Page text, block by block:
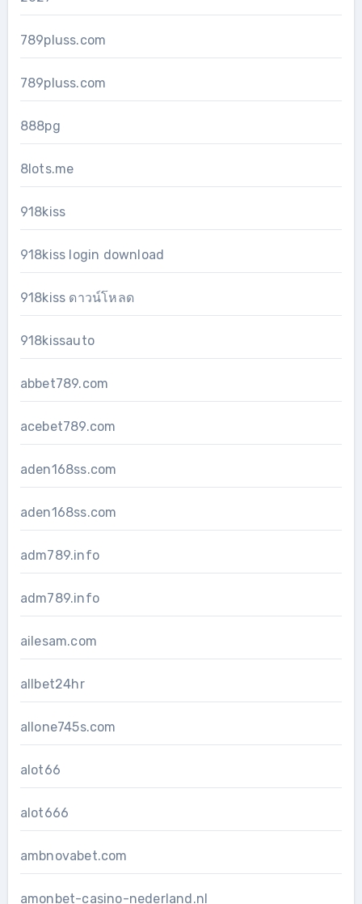
789pluss.com
789pluss.com
888pg
8lots.me
918kiss
918kiss login download
918kiss ดาวน์โหลด
918kissauto
abbet789.com
acebet789.com
aden168ss.com
aden168ss.com
adm789.info
adm789.info
ailesam.com
allbet24hr
allone745s.com
alot66
alot666
ambnovabet.com
amonbet-casino-nederland.nl